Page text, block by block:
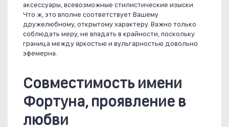
аксессуары, всевозможные стилистические изыски.
Что ж, это вполне соответствует Вашему
дружелюбному, открытому характеру. Важно только
соблюдать меру, не впадать в крайности, поскольку
граница между яркостью и вульгарностью довольно
эфемерна.
Совместимость имени
Фортуна, проявление в
любви